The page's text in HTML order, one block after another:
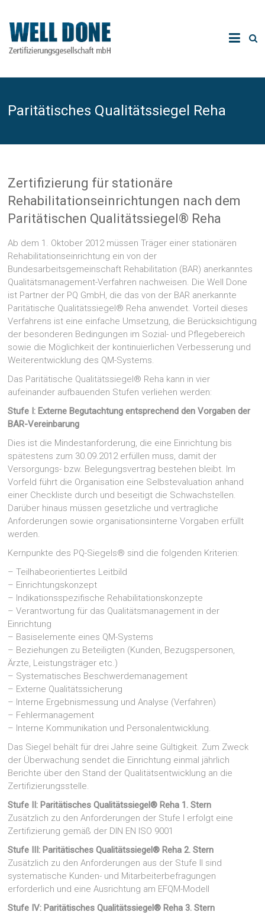
Paritätisches Qualitätssiegel Reha
Zertifizierung für stationäre
Rehabilitationseinrichtungen nach dem
Paritätischen Qualitätssiegel® Reha
Ab dem 1. Oktober 2012 müssen Träger einer stationären
Rehabilitationseinrichtung ein von der
Bundesarbeitsgemeinschaft Rehabilitation (BAR) anerkanntes
Qualitätsmanagement-Verfahren nachweisen. Die Well Done
ist Partner der PQ GmbH, die das von der BAR anerkannte
Paritätische Qualitätssiegel® Reha anwendet. Vorteil dieses
Verfahrens ist eine einfache Umsetzung, die Berücksichtigung
der besonderen Bedingungen im Sozial- und Pflegebereich
sowie die Möglichkeit der kontinuierlichen Verbesserung und
Weiterentwicklung des QM-Systems.
Das Paritätische Qualitätssiegel® Reha kann in vier
aufeinander aufbauenden Stufen verliehen werden:
Stufe I: Externe Begutachtung entsprechend den Vorgaben der
BAR-Vereinbarung
Dies ist die Mindestanforderung, die eine Einrichtung bis
spätestens zum 30.09.2012 erfüllen muss, damit der
Versorgungs- bzw. Belegungsvertrag bestehen bleibt. Im
Vorfeld führt die Organisation eine Selbstevaluation anhand
einer Checkliste durch und beseitigt die Schwachstellen.
Darüber hinaus müssen gesetzliche und vertragliche
Anforderungen sowie organisationsinterne Vorgaben erfüllt
werden.
Kernpunkte des PQ-Siegels® sind die folgenden Kriterien:
– Teilhabeorientiertes Leitbild
– Einrichtungskonzept
– Indikationsspezifische Rehabilitationskonzepte
– Verantwortung für das Qualitätsmanagement in der
Einrichtung
– Basiselemente eines QM-Systems
– Beziehungen zu Beteiligten (Kunden, Bezugspersonen,
Ärzte, Leistungsträger etc.)
– Systematisches Beschwerdemanagement
– Externe Qualitätssicherung
– Interne Ergebnismessung und Analyse (Verfahren)
– Fehlermanagement
– Interne Kommunikation und Personalentwicklung.
Das Siegel behält für drei Jahre seine Gültigkeit. Zum Zweck
der Überwachung sendet die Einrichtung einmal jährlich
Berichte über den Stand der Qualitätsentwicklung an die
Zertifizierungsstelle.
Stufe II: Paritätisches Qualitätssiegel® Reha 1. Stern
Zusätzlich zu den Anforderungen der Stufe I erfolgt eine
Zertifizierung gemäß der DIN EN ISO 9001
Stufe III: Paritätisches Qualitätssiegel® Reha 2. Stern
Zusätzlich zu den Anforderungen aus der Stufe II sind
systematische Kunden- und Mitarbeiterbefragungen
erforderlich und eine Ausrichtung am EFQM-Modell
Stufe IV: Paritätisches Qualitätssiegel® Reha 3. Stern